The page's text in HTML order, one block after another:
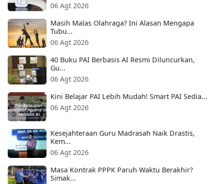
06 Agt 2026
Masih Malas Olahraga? Ini Alasan Mengapa
Tubu...
06 Agt 2026
40 Buku PAI Berbasis AI Resmi Diluncurkan,
Gu...
06 Agt 2026
Kini Belajar PAI Lebih Mudah! Smart PAI Sedia...
06 Agt 2026
Kesejahteraan Guru Madrasah Naik Drastis,
Kem...
06 Agt 2026
Masa Kontrak PPPK Paruh Waktu Berakhir?
Simak...